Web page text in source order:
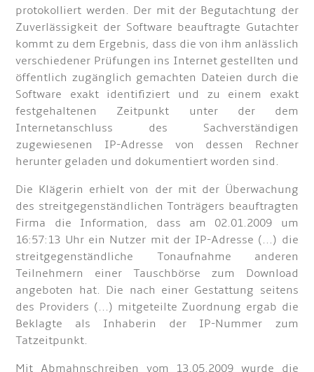
protokolliert werden. Der mit der Begutachtung der
Zuverlässigkeit der Software beauftragte Gutachter
kommt zu dem Ergebnis, dass die von ihm anlässlich
verschiedener Prüfungen ins Internet gestellten und
öffentlich zugänglich gemachten Dateien durch die
Software exakt identifiziert und zu einem exakt
festgehaltenen Zeitpunkt unter der dem
Internetanschluss des Sachverständigen
zugewiesenen IP-Adresse von dessen Rechner
herunter geladen und dokumentiert worden sind.
Die Klägerin erhielt von der mit der Überwachung
des streitgegenständlichen Tonträgers beauftragten
Firma die Information, dass am 02.01.2009 um
16:57:13 Uhr ein Nutzer mit der IP-Adresse (...) die
streitgegenständliche Tonaufnahme anderen
Teilnehmern einer Tauschbörse zum Download
angeboten hat. Die nach einer Gestattung seitens
des Providers (...) mitgeteilte Zuordnung ergab die
Beklagte als Inhaberin der IP-Nummer zum
Tatzeitpunkt.
Mit Abmahnschreiben vom 13.05.2009 wurde die